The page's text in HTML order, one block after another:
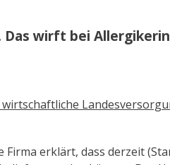
wirft bei
erklärt, dass derzeit